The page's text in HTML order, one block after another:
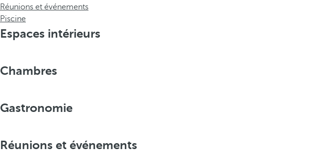
Réunions et événements
Piscine
Espaces intérieurs
Chambres
Gastronomie
Réunions et événements